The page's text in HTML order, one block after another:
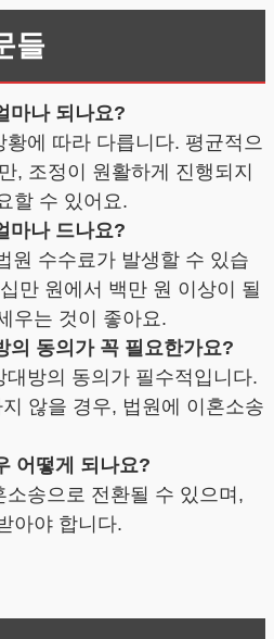
들
마나 되나요?
에 따라 다릅니다. 평균적으
, 조정이 원활하게 진행되지
할 수 있어요.
마나 드나요?
원 수수료가 발생할 수 있습
만 원에서 백만 원 이상이 될
우는 것이 좋아요.
의 동의가 꼭 필요한가요?
방의 동의가 필수적입니다.
않을 경우, 법원에 이혼소송
어떻게 되나요?
송으로 전환될 수 있으며,
아야 합니다.